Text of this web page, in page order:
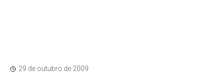
29 de outubro de 2009